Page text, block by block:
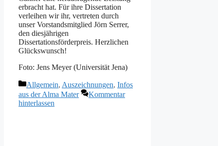
erbracht hat. Für ihre Dissertation
verleihen wir ihr, vertreten durch
unser Vorstandsmitglied Jörn Serrer,
den diesjährigen
Dissertationsförderpreis. Herzlichen
Glückswunsch!
Foto: Jens Meyer (Universität Jena)
Kategorien
Allgemein, Auszeichnungen, Infos
aus der Alma Mater
Kommentar
hinterlassen